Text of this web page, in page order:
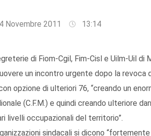
Novembre 2011 13:14
di Fiom-Cgil, Fim-Cisl e Uilm-Uil
un incontro urgente dopo la
opzione di ulteriori 76, “creando un
(C.F.M.) e quindi creando ulteriore
livelli occupazionali del territorio”.
sindacali si dicono